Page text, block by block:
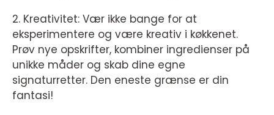
2. Kreativitet: Vær ikke bange for at
eksperimentere og være kreativ i køkkenet.
Prøv nye opskrifter, kombiner ingredienser på
unikke måder og skab dine egne
signaturretter. Den eneste grænse er din
fantasi!